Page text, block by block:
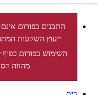
התכנים בפורום אינם
ייעוץ השקעות
השימוש בפורום כפוף
מהווה